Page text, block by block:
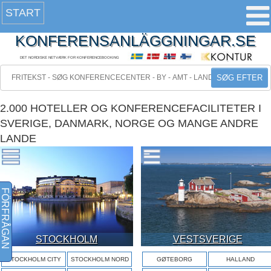
START
KONFERENSANLÄGGNINGAR.SE
DET NORDISKE NETVÆRK FOR KONFERENCEBOOKING
SØG EFTER
2.000 HOTELLER OG KONFERENCEFACILITETER I
SVERIGE, DANMARK, NORGE OG MANGE ANDRE
LANDE
STOCKHOLM
STOCKHOLM CITY STOCKHOLM NORD
VESTSVERIGE
GØTEBORG HALLAND
FÖRFRÅGAN